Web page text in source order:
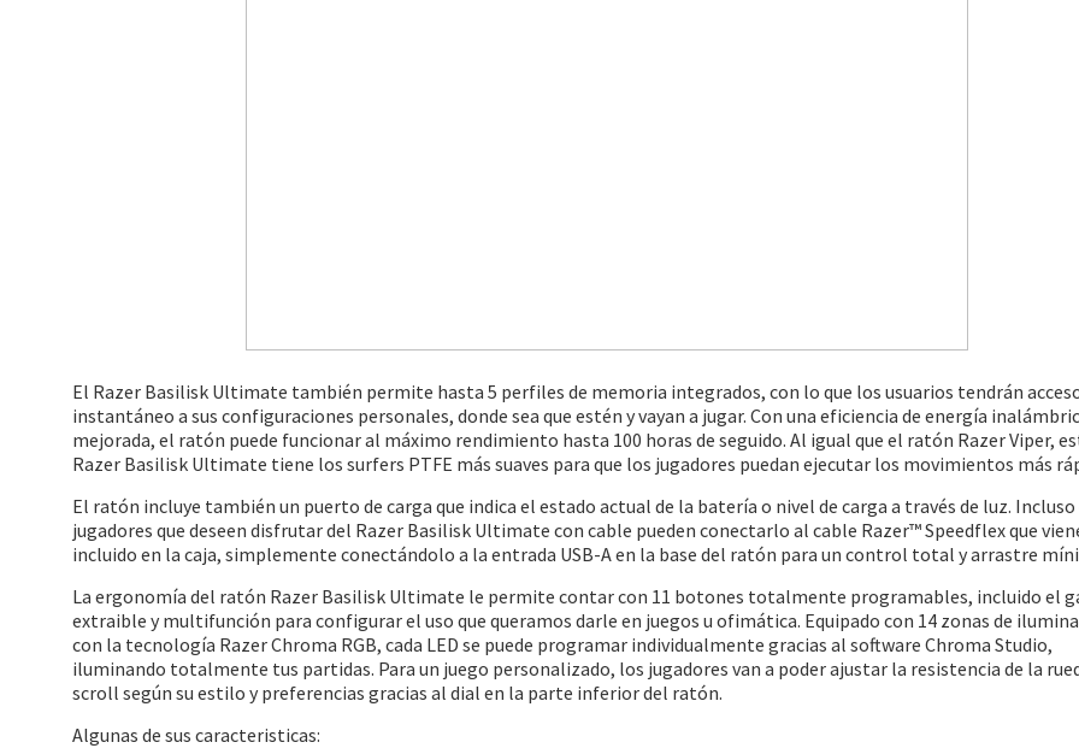
El Razer Basilisk Ultimate también permite hasta 5 perfiles de memoria integrados, con lo que los usuarios tendrán
instantáneo a sus configuraciones personales, donde sea que estén y vayan a jugar. Con una eficiencia de energía
mejorada, el ratón puede funcionar al máximo rendimiento hasta 100 horas de seguido. Al igual que el ratón Razer Viper,
Razer Basilisk Ultimate tiene los surfers PTFE más suaves para que los jugadores puedan ejecutar los movimientos más
El ratón incluye también un puerto de carga que indica el estado actual de la batería o nivel de carga a través de luz. Incluso
jugadores que deseen disfrutar del Razer Basilisk Ultimate con cable pueden conectarlo al cable Razer™ Speedflex que
incluido en la caja, simplemente conectándolo a la entrada USB-A en la base del ratón para un control total y arrastre
La ergonomía del ratón Razer Basilisk Ultimate le permite contar con 11 botones totalmente programables, incluido el
extraible y multifunción para configurar el uso que queramos darle en juegos u ofimática. Equipado con 14 zonas de
con la tecnología Razer Chroma RGB, cada LED se puede programar individualmente gracias al software Chroma Studio,
iluminando totalmente tus partidas. Para un juego personalizado, los jugadores van a poder ajustar la resistencia de la
scroll según su estilo y preferencias gracias al dial en la parte inferior del ratón.
Algunas de sus caracteristicas: